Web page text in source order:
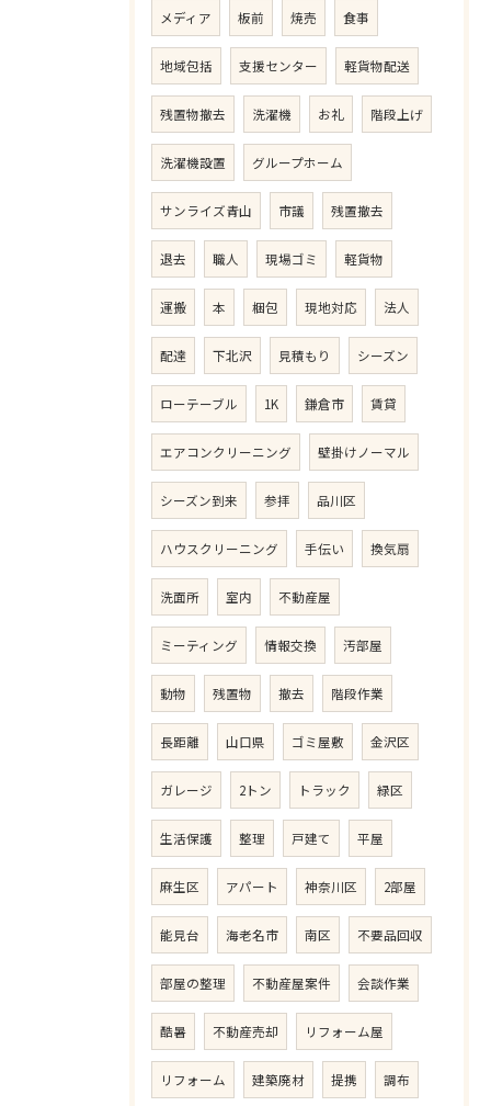
メディア 板前 焼売 食事
地域包括 支援センター 軽貨物配送
残置物撤去 洗濯機 お礼 階段上げ
洗濯機設置 グループホーム
サンライズ青山 市議 残置撤去
退去 職人 現場ゴミ 軽貨物
運搬 本 梱包 現地対応 法人
配達 下北沢 見積もり シーズン
ローテーブル 1K 鎌倉市 賃貸
エアコンクリーニング 壁掛けノーマル
シーズン到来 参拝 品川区
ハウスクリーニング 手伝い 換気扇
洗面所 室内 不動産屋
ミーティング 情報交換 汚部屋
動物 残置物 撤去 階段作業
長距離 山口県 ゴミ屋敷 金沢区
ガレージ 2トン トラック 緑区
生活保護 整理 戸建て 平屋
麻生区 アパート 神奈川区 2部屋
能見台 海老名市 南区 不要品回収
部屋の整理 不動産屋案件 会談作業
酷暑 不動産売却 リフォーム屋
リフォーム 建築廃材 提携 調布